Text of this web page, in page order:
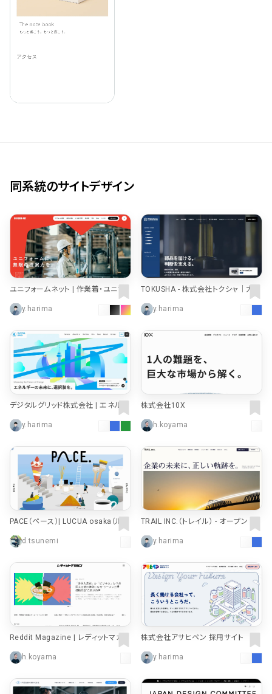
同系統のサイトデザイン
ユニフォームネット | 作業着・ユニフォ
y.harima
TOKUSHA - 株式会社トクシャ｜大型
トレーラー・商用車部品の販売・配
達・発送y.harima
デジタルグリッド株式会社 | エネルギ
y.harima
株式会社10X
h.koyama
PACE（ペース）| LUCUA osaka（ルク
d.tsunemi
TRAIL INC.（トレイル） - オープン マ
y.harima
Reddit Magazine | レディットマガジ
h.koyama
株式会社アサヒペン 採用サイト
y.harima